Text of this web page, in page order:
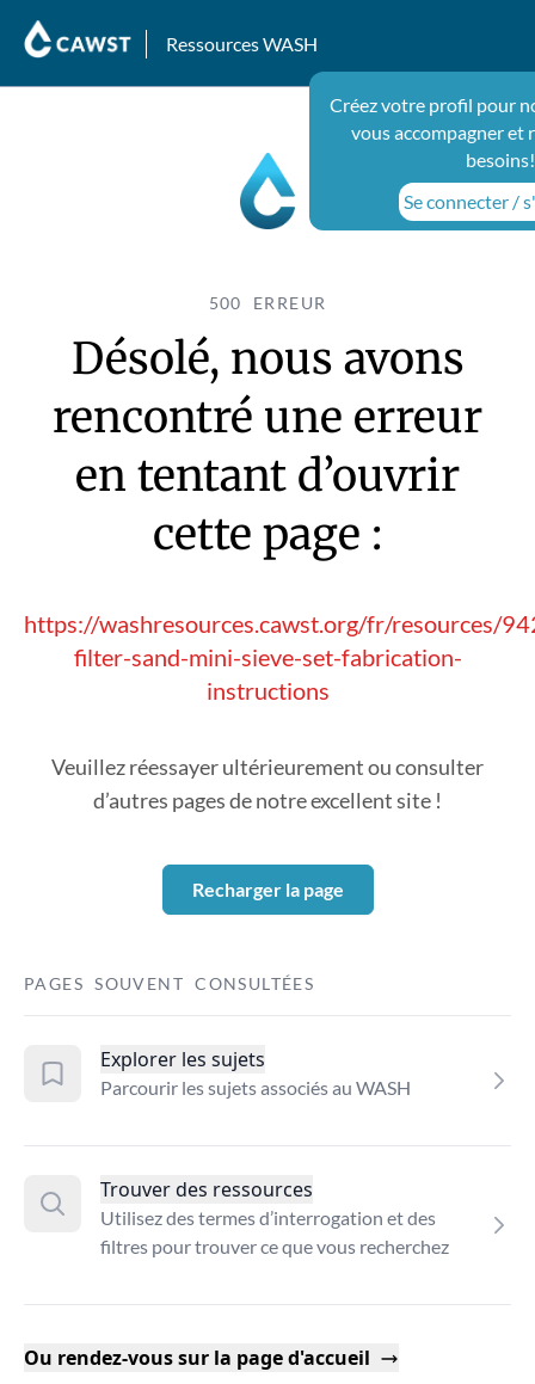
Ressources WASH
Créez votre profil pour
vous accompagner et
besoins!
Se connecter /
500 ERREUR
Désolé, nous avons
rencontré une erreur
en tentant d’ouvrir
cette page :
https://washresources.cawst.org/fr/resources/
filter-sand-mini-sieve-set-fabrication-
instructions
Veuillez réessayer ultérieurement ou consulter
d’autres pages de notre excellent site !
Recharger la page
PAGES SOUVENT CONSULTÉES
Explorer les sujets
Parcourir les sujets associés au WASH
Trouver des ressources
Utilisez des termes d’interrogation et des
filtres pour trouver ce que vous recherchez
Ou rendez-vous sur la page d'accueil